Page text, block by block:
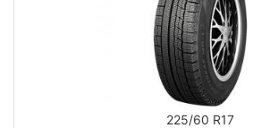
225/60 R17